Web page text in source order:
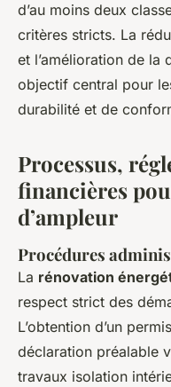
d’au moins deux
critères stricts. La
et l’amélioration de la
objectif central pour
durabilité et de
Processus,
financières
d’ampleur
Procédures
La rénovation
respect strict des
L’obtention d’un
déclaration préalable
travaux isolation